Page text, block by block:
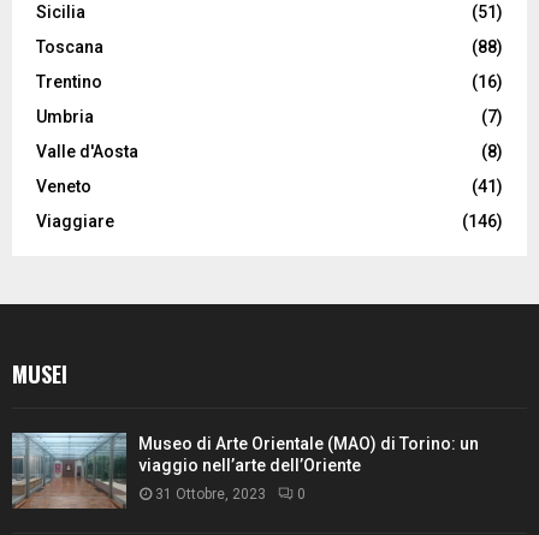
Sicilia
(51)
Toscana
(88)
Trentino
(16)
Umbria
(7)
Valle d'Aosta
(8)
Veneto
(41)
Viaggiare
(146)
MUSEI
Museo di Arte Orientale (MAO) di Torino: un
viaggio nell’arte dell’Oriente
31 Ottobre, 2023 0